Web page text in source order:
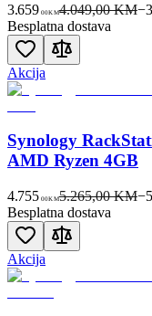
3.659 00KM4.049,00 KM−
Besplatna dostava
Akcija
Synology
AMD Ryzen 4GB
4.755 00KM5.265,00 KM−
Besplatna dostava
Akcija